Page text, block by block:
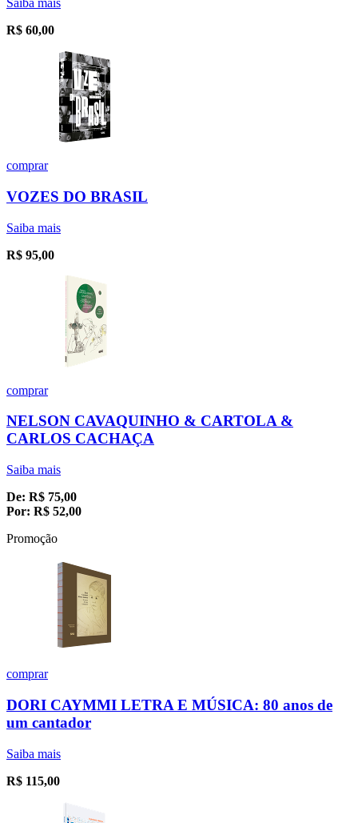
Saiba mais
R$ 60,00
comprar
VOZES DO BRASIL
Saiba mais
R$ 95,00
comprar
NELSON CAVAQUINHO & CARTOLA &
CARLOS CACHAÇA
Saiba mais
De: R$ 75,00
Por: R$ 52,00
Promoção
comprar
DORI CAYMMI LETRA E MÚSICA: 80 anos de
um cantador
Saiba mais
R$ 115,00